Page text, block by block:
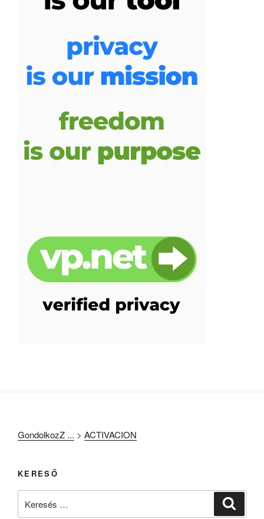
GondolkozZ ... > ACTIVACION
KERESŐ